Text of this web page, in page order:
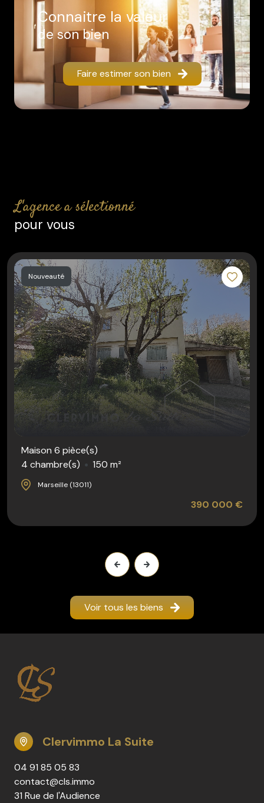
connaitre la valeur
de son bien
Faire estimer son bien
l'agence a sélectionné
pour vous
Nouveauté
Maison 6 pièce(s)
4 chambre(s)
150 m²
Marseille (13011)
390 000 €
Voir tous les biens
Clervimmo La Suite
04 91 85 05 83
contact@cls.immo
31 Rue de l'Audience